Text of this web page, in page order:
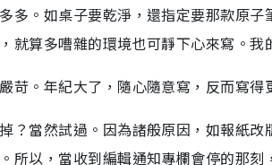
多。如桌子要乾淨，還指定要那款原
就算多嘈雜的環境也可靜下心來寫。我
苛。年紀大了，隨心隨意寫，反而寫得
？當然試過。因為諸般原因，如報紙
所以，當收到編輯通知專欄會停的那